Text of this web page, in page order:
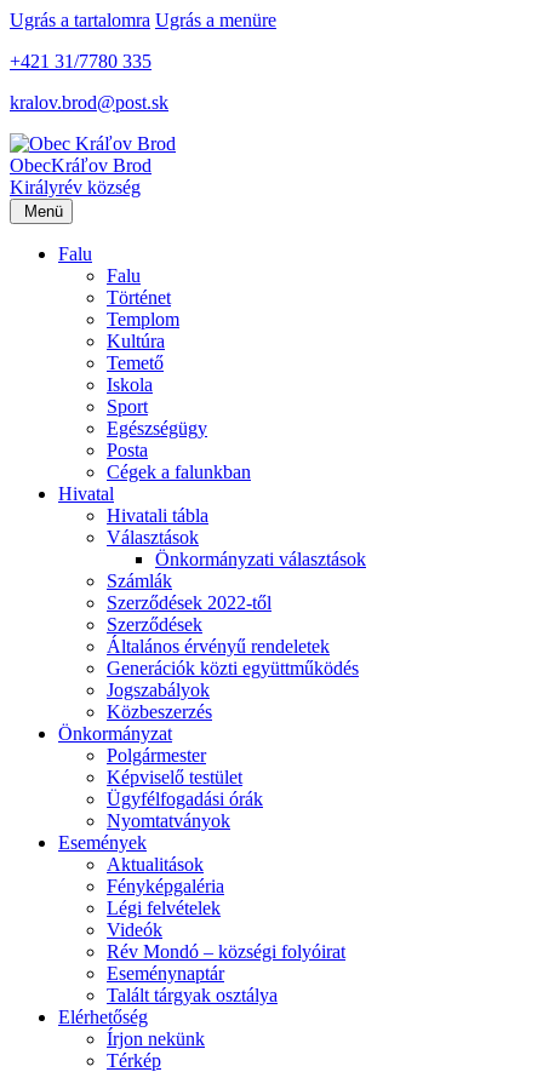
Ugrás a tartalomra Ugrás a menüre
+421 31/7780 335
kralov.brod@post.sk
ObecKráľov Brod
Királyrév község
Menü
Falu
Falu
Történet
Templom
Kultúra
Temető
Iskola
Sport
Egészségügy
Posta
Cégek a falunkban
Hivatal
Hivatali tábla
Választások
Önkormányzati választások
Számlák
Szerződések 2022-től
Szerződések
Általános érvényű rendeletek
Generációk közti együttműködés
Jogszabályok
Közbeszerzés
Önkormányzat
Polgármester
Képviselő testület
Ügyfélfogadási órák
Nyomtatványok
Események
Aktualitások
Fényképgaléria
Légi felvételek
Videók
Rév Mondó – községi folyóirat
Eseménynaptár
Talált tárgyak osztálya
Elérhetőség
Írjon nekünk
Térkép